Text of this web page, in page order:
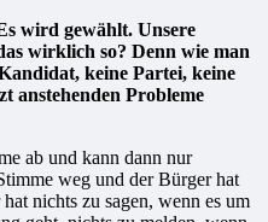
wird gewählt. Unsere
wirklich so? Denn wie man
keine Partei, keine
anstehenden Probleme
ab und kann dann nur
weg und der Bürger hat
nichts zu sagen, wenn es um